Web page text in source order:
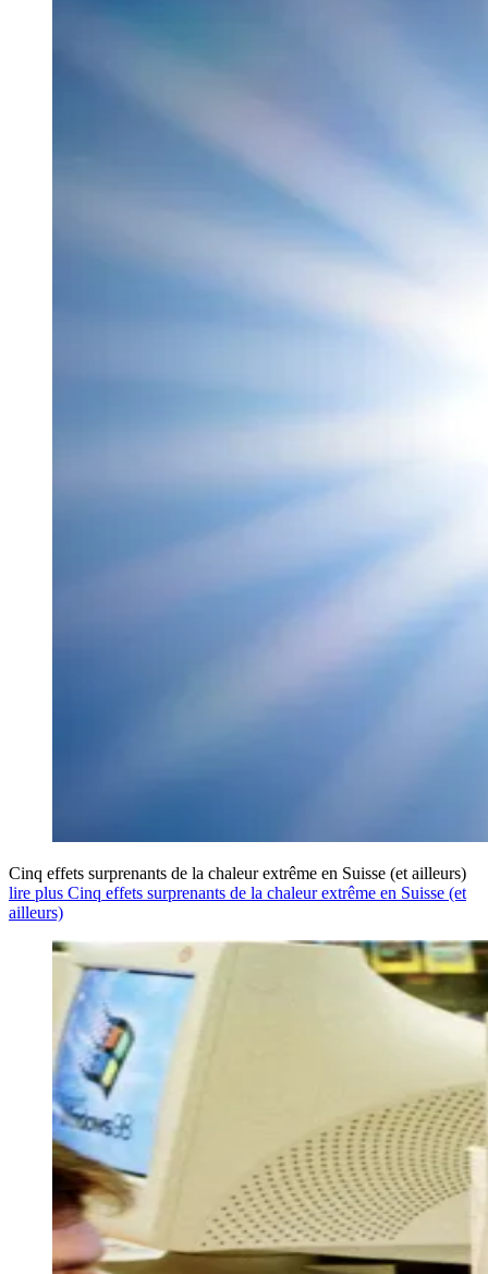
Cinq effets surprenants de la chaleur extrême en Suisse (et ailleurs)
lire plus Cinq effets surprenants de la chaleur extrême en Suisse (et
ailleurs)